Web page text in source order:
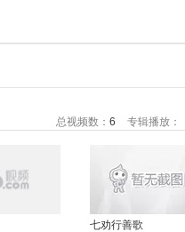
总视频数： 6 专辑播放：
七劝行善歌